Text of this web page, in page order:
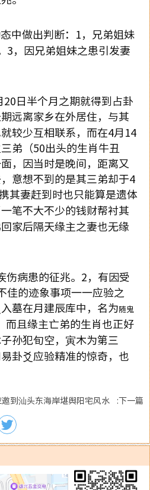
做出判断： 1，兄弟姐妹
3，因兄弟姐妹之患引发妻
20日半个月之期就得到占卦
远离家乡在外居住，与其
较少互相联系，而在4月14
弟（50出头的生肖牛丑
，因当时是晚间，距离又
意想不到的是其三弟却于4
其妻赶到时也只能算是遗体
笔不大不少的钱财帮衬其
家后隔天缘主之妻也无缘
病患的征兆。 2，有因受
佳的迹象事项一一应验之
墓在月建辰库中，名为随鬼
而且缘主亡弟的生肖也正好
孙犯旬空，寅木为第三
卦爻应验精准的惊奇，也
邀到汕头东海岸堪舆阳宅风水 :下一篇